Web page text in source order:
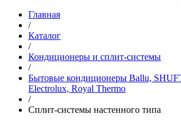
Главная
/
Каталог
/
Кондиционеры и сплит-системы
/
Бытовые кондиционеры Ballu,
Electrolux, Royal Thermo
/
Сплит-системы настенного типа